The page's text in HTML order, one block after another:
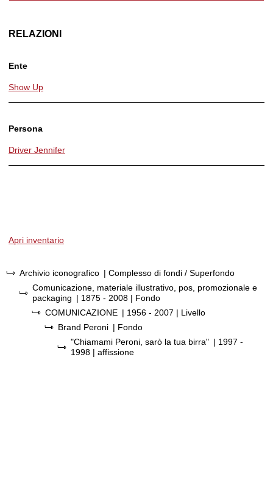
RELAZIONI
Ente
Show Up
Persona
Driver Jennifer
Apri inventario
Archivio iconografico | Complesso di fondi / Superfondo
Comunicazione, materiale illustrativo, pos, promozionale e
packaging | 1875 - 2008 | Fondo
COMUNICAZIONE | 1956 - 2007 | Livello
Brand Peroni | Fondo
"Chiamami Peroni, sarò la tua birra" | 1997 -
1998 | affissione